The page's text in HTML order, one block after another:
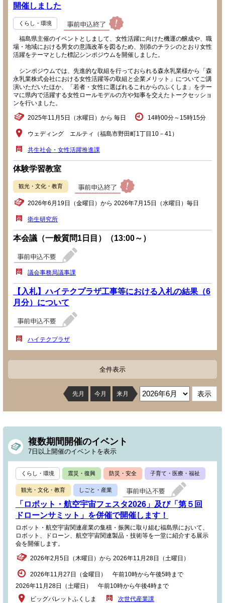
開催しました
くらし・環境
福島県主催のイベントとしまして、女性活躍に向けた機運の醸成や、職
場・地域における男女の意識改革を図るため、別添のチラシのとおり女性
活躍をテーマとした標記シンポジウムを開催しました。
シンポジウムでは、先進的な取組を行っておられる森永乳業様から「森
永乳業株式会社における女性活躍等の取組と企業メリット」についてご講
演いただいたほか、「若者・女性に選ばれるこれからのふくしま」をテー
マに県内で活躍する女性ロールモデルの方や知事を交えたトークセッショ
ンを行いました。
2025年11月5日（水曜日）から 毎日 14時00分～15時15分
ウェディング エルティ（福島市野田町1丁目10－41）
共生社会・女性活躍推進課
体験学習教室
観光・文化・教育
2026年6月19日（金曜日）から 2026年7月15日（水曜日）毎日
衛生研究所
本会議（一般質問1日目）（13:00～）
議会事務局議事課
【入札】ハイテクプラザ工事等における入札の結果（6
月分）について
ハイテクプラザ
全件表示
先月 今月 来月
複数期間開催のイベント
7日以上開催のイベントを表示
くらし・環境 震災・復興 防災・安全 子育て・医療・福祉
観光・文化・教育 しごと・産業
「ロボット・航空宇宙フェスタ2026」及び「第５回
ドローンサミット」を併催で開催します！
ロボット・航空宇宙関連産業の集積・振興に取り組む福島県において、
ロボット、ドローン、航空宇宙関連製品・技術等を一堂に紹介する展示
会を開催します。
2026年2月5日（木曜日）から 2026年11月28日（土曜日）
2026年11月27日（金曜日） 午前10時から午後5時まで
2026年11月28日（土曜日） 午前10時から午後4時まで
ビッグパレットふくしま
次世代産業課